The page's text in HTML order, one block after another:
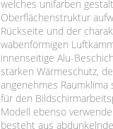
welches unifarben
Oberflächenstruktur
Rückseite und der
wabenförmigen
innenseitige Alu-
starken Wärmeschutz,
angenehmes
für den
Modell ebenso
besteht aus